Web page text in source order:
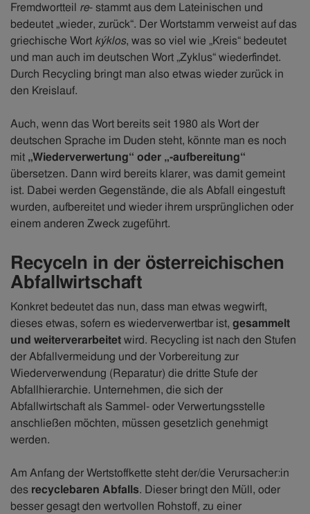
Fremdwortteil re- stammt aus dem Lateinischen und
bedeutet „wieder, zurück“. Der Wortstamm verweist auf das
griechische Wort kýklos, was so viel wie „Kreis“ bedeutet
und man auch im deutschen Wort „Zyklus“ wiederfindet.
Durch Recycling bringt man also etwas wieder zurück in
den Kreislauf.
Auch, wenn das Wort bereits seit 1980 als Wort der
deutschen Sprache im Duden steht, könnte man es noch
mit „Wiederverwertung“ oder „-aufbereitung“
übersetzen. Dann wird bereits klarer, was damit gemeint
ist. Dabei werden Gegenstände, die als Abfall eingestuft
wurden, aufbereitet und wieder ihrem ursprünglichen oder
einem anderen Zweck zugeführt.
Recyceln in der österreichischen
Abfallwirtschaft
Konkret bedeutet das nun, dass man etwas wegwirft,
dieses etwas, sofern es wiederverwertbar ist, gesammelt
und weiterverarbeitetwird. Recycling ist nach den Stufen
der Abfallvermeidung und der Vorbereitung zur
Wiederverwendung (Reparatur) die dritte Stufe der
Abfallhierarchie. Unternehmen, die sich der
Abfallwirtschaft als Sammel- oder Verwertungsstelle
anschließen möchten, müssen gesetzlich genehmigt
werden.
Am Anfang der Wertstoffkette steht der/die Verursacher:in
des recyclebaren Abfalls. Dieser bringt den Müll, oder
besser gesagt den wertvollen Rohstoff, zu einer